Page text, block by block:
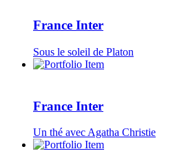
France Inter
Sous le soleil de Platon
France Inter
Un thé avec Agatha Christie